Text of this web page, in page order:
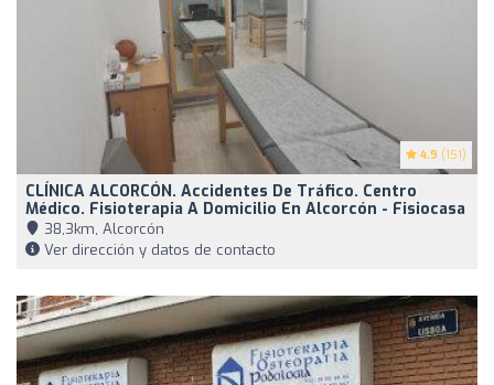
4.9 (151)
CLÍNICA ALCORCÓN. Accidentes De Tráfico. Centro
Médico. Fisioterapia A Domicilio En Alcorcón - Fisiocasa
38,3km, Alcorcón
Ver dirección y datos de contacto